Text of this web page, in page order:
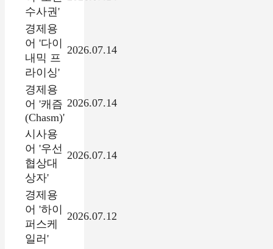
수사권'
경제용
어 '다이
내믹 프
라이싱'
2026.07.14
경제용
어 '캐즘
(Chasm)'
2026.07.14
시사용
어 '우선
협상대
상자'
2026.07.14
경제용
어 '하이
퍼스케
일러'
2026.07.12